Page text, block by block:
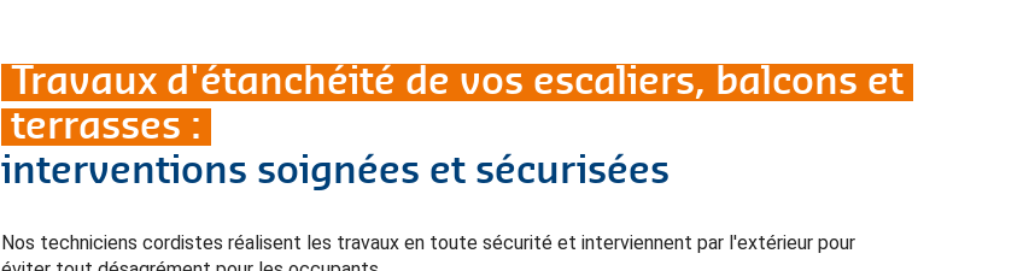
Travaux d'étanchéité de vos escaliers, balcons et
terrasses :
interventions soignées et sécurisées
Nos techniciens cordistes réalisent les travaux en toute sécurité et interviennent par l'extérieur pour